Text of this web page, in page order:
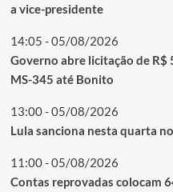
a vice-presidente
14:05 - 05/08/2026
Governo abre licitação de R$
MS-345 até Bonito
13:00 - 05/08/2026
Lula sanciona nesta quarta
11:00 - 05/08/2026
Contas reprovadas colocam